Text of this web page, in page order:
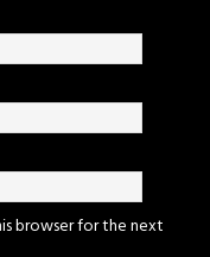
browser for the next